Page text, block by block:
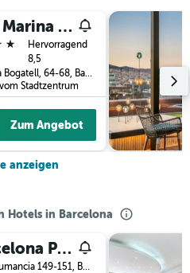
H10 Marina Barcelona
Hervorragend
8,5
Avenida Bogatell, 64-68, Barcelona, Spanien
Stadtzentrum
Zum Angebot
anzeigen
Hotels in Barcelona
Barcelona Pere Tarres Youth Hostel
Calle Numancia 149-151, Barcelona, Spanien